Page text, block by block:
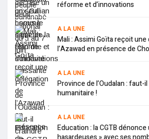
réforme et d’innovations
A LA UNE
Mali : Assimi Goïta reçoit
l’Azawad en présence de
A LA UNE
Province de l’Oudalan :
humanitaire !
A LA UNE
Education : la CGTB